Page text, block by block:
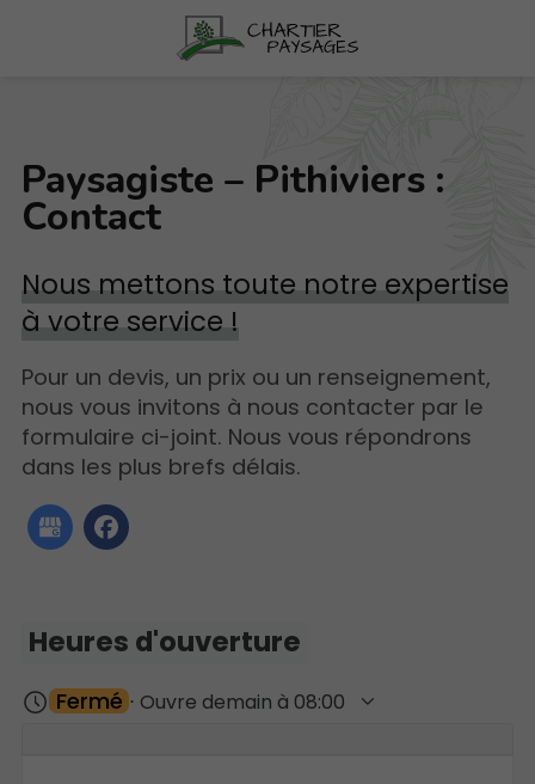
Paysagiste – Pithiviers :
Contact
Nous mettons toute notre expertise
à votre service !
Pour un devis, un prix ou un renseignement,
nous vous invitons à nous contacter par le
formulaire ci-joint. Nous vous répondrons
dans les plus brefs délais.
Heures d'ouverture
Fermé ⋅ Ouvre demain à 08:00